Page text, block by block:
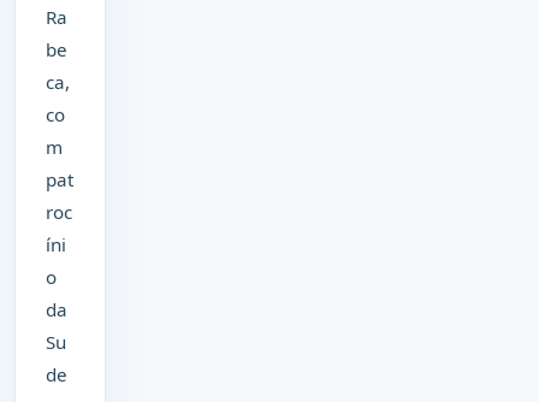
Ra
be
ca,
co
m
pat
roc
íni
o
da
Su
de